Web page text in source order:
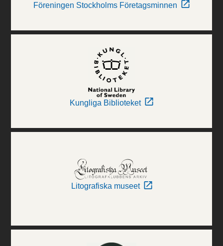
Föreningen Stockholms Företagsminnen
Kungliga Biblioteket
Litografiska museet